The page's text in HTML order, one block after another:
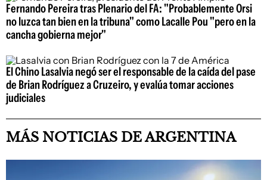
Fernando Pereira tras Plenario del FA: "Probablemente Orsi
no luzca tan bien en la tribuna" como Lacalle Pou "pero en la
cancha gobierna mejor"
El Chino Lasalvia negó ser el responsable de la caída del pase
de Brian Rodríguez a Cruzeiro, y evalúa tomar acciones
judiciales
MÁS NOTICIAS DE ARGENTINA